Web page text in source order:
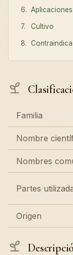
Cultivo
Familia
Nombre
Nombres
Partes
Origen